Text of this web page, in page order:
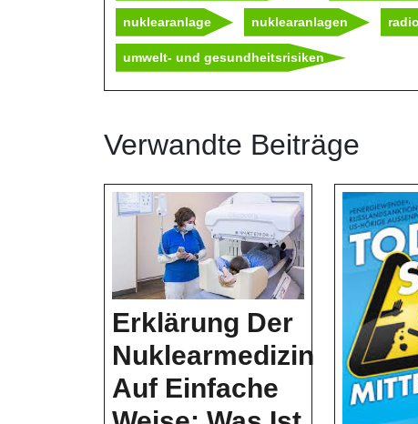
nuklearanlage nuklearanlagen
umwelt- und gesundheitsrisiken
Verwandte Beiträge
Erklärung Der
Nuklearmedizin
Auf Einfache